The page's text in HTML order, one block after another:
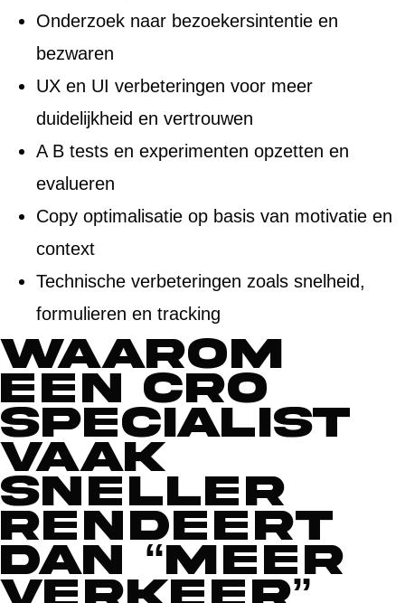
Onderzoek naar bezoekersintentie en
bezwaren
UX en UI verbeteringen voor meer
duidelijkheid en vertrouwen
A B tests en experimenten opzetten en
evalueren
Copy optimalisatie op basis van motivatie en
context
Technische verbeteringen zoals snelheid,
formulieren en tracking
Waarom
een CRO
specialist
vaak
sneller
rendeert
dan “meer